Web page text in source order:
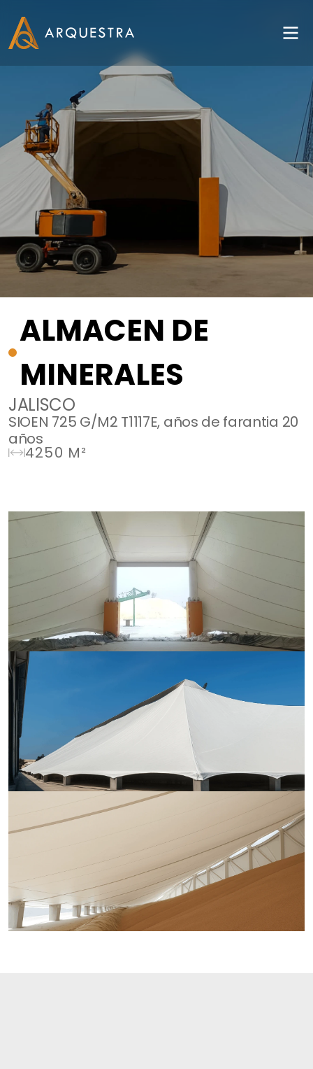
ALMACEN DE
MINERALES
JALISCO
SIOEN 725 G/M2 T1117E, años de farantia 20
años
4250 M²